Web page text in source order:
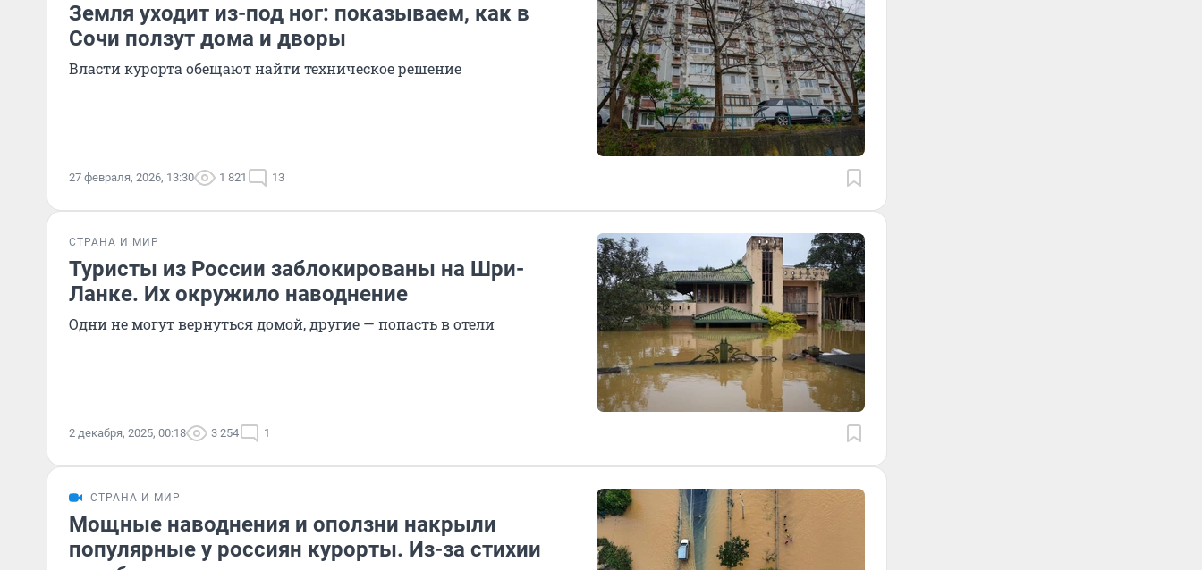
Земля уходит из-под ног: показываем, как в
Сочи ползут дома и дворы
Власти курорта обещают найти техническое решение
27 февраля, 2026, 13:30 1 821 13
СТРАНА И МИР
Туристы из России заблокированы на Шри-
Ланке. Их окружило наводнение
Одни не могут вернуться домой, другие — попасть в отели
2 декабря, 2025, 00:18 3 254 1
СТРАНА И МИР
Мощные наводнения и оползни накрыли
популярные у россиян курорты. Из-за стихии